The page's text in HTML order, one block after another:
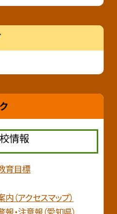
情報
育目標
（アクセスマップ）